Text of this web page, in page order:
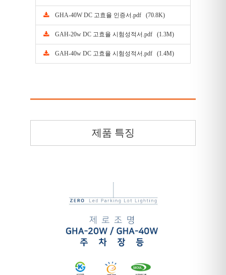
GHA-40W DC 고효율 인증서.pdf (70.8K)
GAH-20w DC 고효율 시험성적서.pdf (1.3M)
GAH-40w DC 고효율 시험성적서.pdf (1.4M)
제품 특징